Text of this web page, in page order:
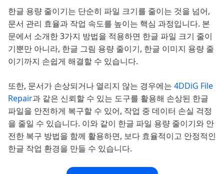
한글 용량 줄이기는 단순히 파일 크기를 줄이는 것을 넘어,
문서 관리 효율과 작업 속도를 높이는 핵심 과정입니다. 본
문에서 소개한 3가지 방법을 적용하면 한글 파일 크기 줄이
기뿐만 아니라, 한글 그림 용량 줄이기, 한글 이미지 용량 줄
이기까지 손쉽게 해결할 수 있습니다.
또한, 문서가 손상되거나 열리지 않는 경우에는 4DDiG File
Repair과 같은 신뢰할 수 있는 도구를 활용해 손상된 한글
파일을 안전하게 복구할 수 있어, 작업 중 데이터 손실 걱정
을 줄일 수 있습니다. 이와 같이 한글 파일 용량 줄이기와 안
전한 복구 방법을 함께 활용하면, 보다 효율적이고 안정적인
한글 작업 환경을 만들 수 있습니다.